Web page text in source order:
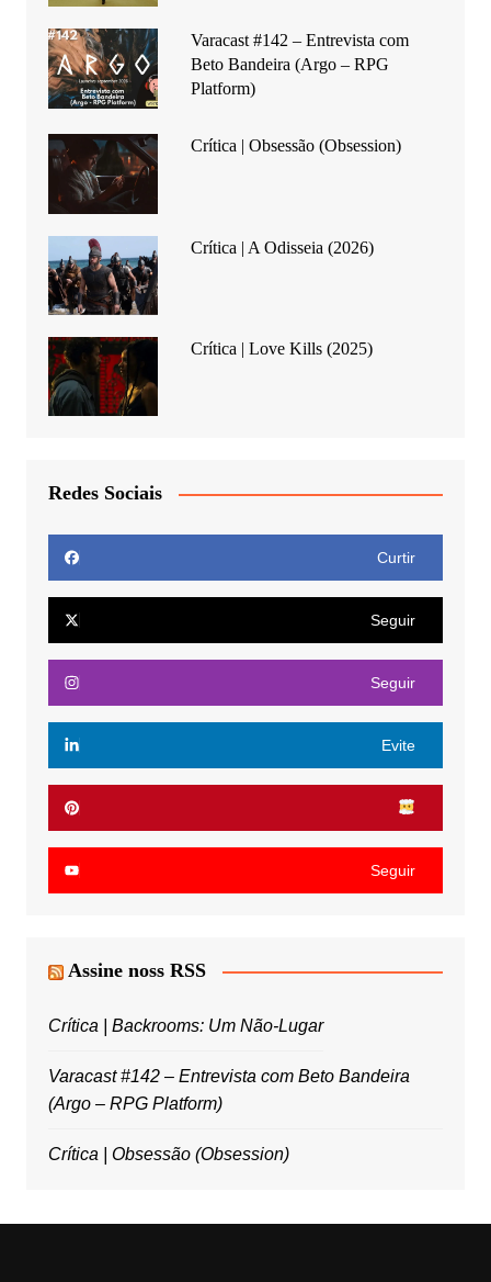
Varacast #142 – Entrevista com
Beto Bandeira (Argo – RPG
Platform)
Crítica | Obsessão (Obsession)
Crítica | A Odisseia (2026)
Crítica | Love Kills (2025)
Redes Sociais
Curtir
Seguir
Seguir
Evite
Seguir
Assine noss RSS
Crítica | Backrooms: Um Não-Lugar
Varacast #142 – Entrevista com Beto Bandeira
(Argo – RPG Platform)
Crítica | Obsessão (Obsession)